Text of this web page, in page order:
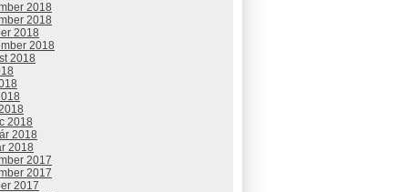
2018
2018
2018
2018
2018
2018
2018
2018
2017
2017
2017